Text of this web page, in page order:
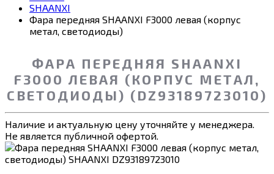
SHAANXI
Фара передняя SHAANXI F3000 левая (корпус
метал, светодиоды)
ФАРА ПЕРЕДНЯЯ SHAANXI
F3000 ЛЕВАЯ (КОРПУС МЕТАЛ,
СВЕТОДИОДЫ) (DZ93189723010)
Наличие и актуальную цену уточняйте у менеджера.
Не является публичной офертой.